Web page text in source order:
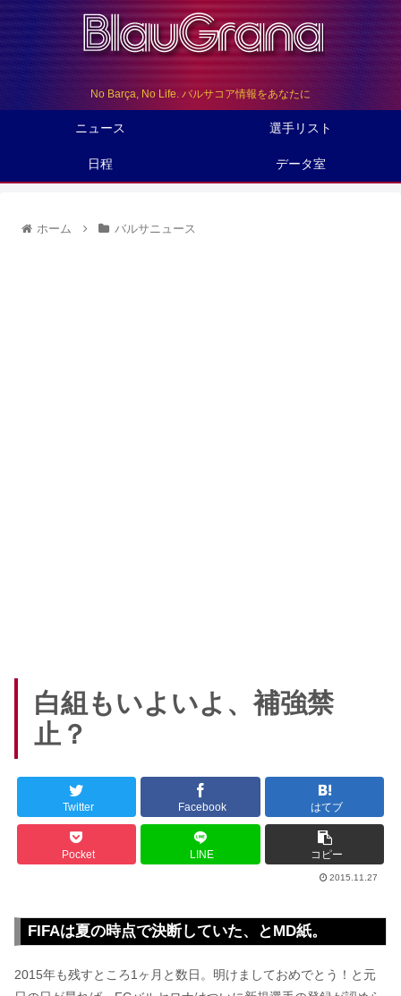
No Barça, No Life. バルサコア情報をあなたに
ニュース 選手リスト
日程 データ室
ホーム バルサニュース
白組もいよいよ、補強禁
止？
Twitter Facebook はてブ
Pocket LINE コピー
2015.11.27
FIFAは夏の時点で決断していた、とMD紙。
2015年も残すところ1ヶ月と数日。明けましておめでとう！と元